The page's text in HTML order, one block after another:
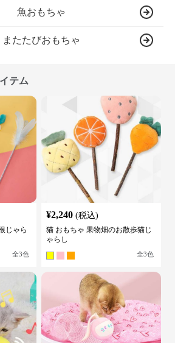
魚おもちゃ
またたびおもちゃ
テム
じゃら
全3色
¥2,240 (税込)
猫 おもちゃ 果物畑のお散歩猫じ
ゃらし
全3色